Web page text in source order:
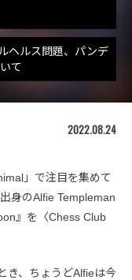
ヘルス問題、パンデ
て
2022.08.24
」で注目を集めて
身のAlfie Templeman
』を〈Chess Club
き、ちょうどAlfieは今